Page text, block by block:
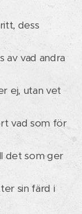
dess
av vad andra
ej, utan vet
vad som för
det som ger
sin färd i
duglighet.